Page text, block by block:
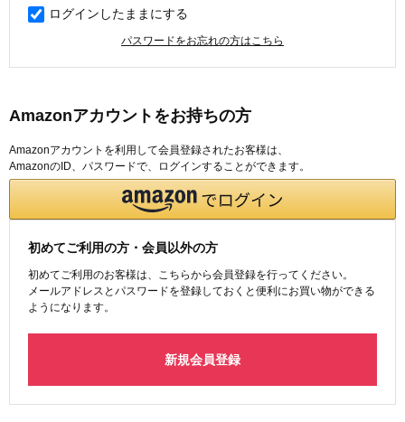
ログインしたままにする
パスワードをお忘れの方はこちら
Amazonアカウントをお持ちの方
Amazonアカウントを利用して会員登録されたお客様は、
AmazonのID、パスワードで、ログインすることができます。
初めてご利用の方・会員以外の方
初めてご利用のお客様は、こちらから会員登録を行ってください。
メールアドレスとパスワードを登録しておくと便利にお買い物ができる
ようになります。